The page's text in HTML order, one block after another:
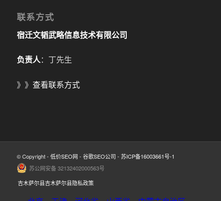
联系方式
宿迁文韬武略信息技术有限公司
负责人：丁先生
》》 查看联系方式
© Copyright - 低价SEO网 - 谷歌SEO公司 - 苏ICP备16003661号-1
苏公网安备 32132402000563号
吉木萨尔县吉木萨尔县隐私政策